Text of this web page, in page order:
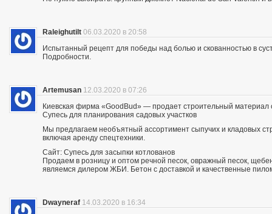
Raleighutilt 06.03.2020 в 20:58
Испытанный рецепт для победы над болью и скованностью в
Подробности.
Artemusan 12.03.2020 в 07:26
Киевская фирма «GoodBud» — продает строительный материал
Супесь для планирования садовых участков
Мы предлагаем необъятный ассортимент сыпучих и кладовых
включая аренду спецтехники.
Сайт: Супесь для засыпки котлованов
Продаем в розницу и оптом речной песок, овражный песок,
являемся дилером ЖБИ. Бетон с доставкой и качественные
Dwayneraf 14.03.2020 в 16:34